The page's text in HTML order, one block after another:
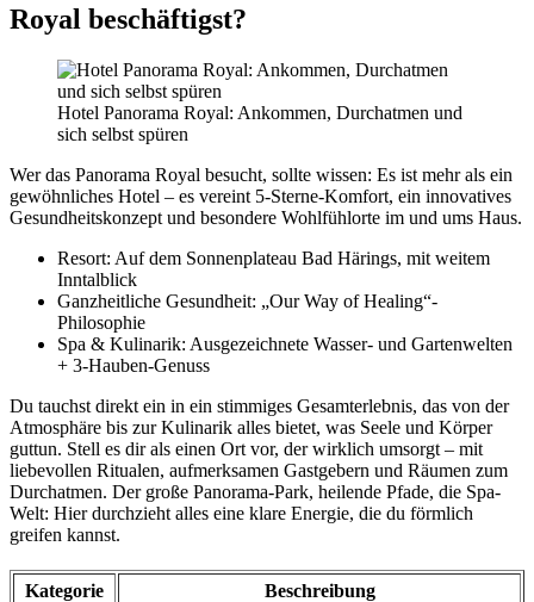
Royal beschäftigst?
Hotel Panorama Royal: Ankommen, Durchatmen und
sich selbst spüren
Wer das Panorama Royal besucht, sollte wissen: Es ist mehr als ein
gewöhnliches Hotel – es vereint 5-Sterne-Komfort, ein innovatives
Gesundheitskonzept und besondere Wohlfühlorte im und ums Haus.
Resort: Auf dem Sonnenplateau Bad Härings, mit weitem
Inntalblick
Ganzheitliche Gesundheit: „Our Way of Healing“-
Philosophie
Spa & Kulinarik: Ausgezeichnete Wasser- und Gartenwelten
+ 3-Hauben-Genuss
Du tauchst direkt ein in ein stimmiges Gesamterlebnis, das von der
Atmosphäre bis zur Kulinarik alles bietet, was Seele und Körper
guttun. Stell es dir als einen Ort vor, der wirklich umsorgt – mit
liebevollen Ritualen, aufmerksamen Gastgebern und Räumen zum
Durchatmen. Der große Panorama-Park, heilende Pfade, die Spa-
Welt: Hier durchzieht alles eine klare Energie, die du förmlich
greifen kannst.
Kategorie Beschreibung